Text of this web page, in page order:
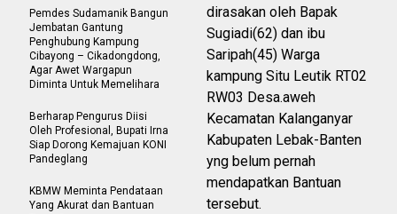
dirasakan oleh Bapak
Sugiadi(62) dan ibu
Saripah(45) Warga
kampung Situ Leutik RT02
RW03 Desa.aweh
Kecamatan Kalanganyar
Kabupaten Lebak-Banten
yng belum pernah
mendapatkan Bantuan
tersebut.
Pemdes Sudamanik Bangun
Jembatan Gantung
Penghubung Kampung
Cibayong – Cikadongdong,
Agar Awet Wargapun
Diminta Untuk Memelihara
Berharap Pengurus Diisi
Oleh Profesional, Bupati Irna
Siap Dorong Kemajuan KONI
Pandeglang
KBMW Meminta Pendataan
Yang Akurat dan Bantuan